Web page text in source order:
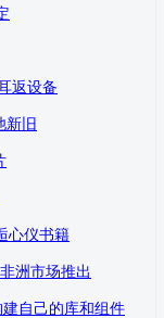
返设备
新旧
心仪书籍
洲市场推出
自己的库和组件